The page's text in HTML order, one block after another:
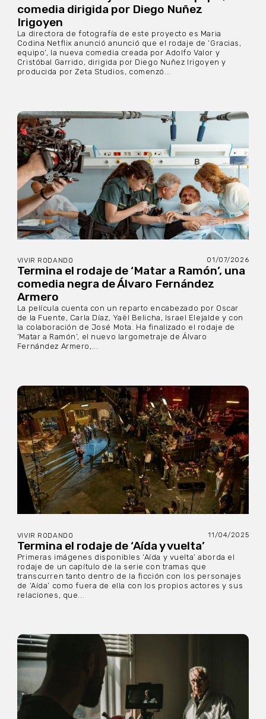
comedia dirigida por Diego Nuñez
Irigoyen
La directora de fotografía de este proyecto es Maria
Codina Netflix anunció anunció que el rodaje de ‘Gracias,
equipo’, la nueva comedia creada por Adolfo Valor y
Cristóbal Garrido, dirigida por Diego Nuñez Irigoyen y
producida por Zeta Studios, comenzó...
VIVIR RODANDO 01/07/2026
Termina el rodaje de ‘Matar a Ramón’, una
comedia negra de Álvaro Fernández
Armero
La película cuenta con un reparto encabezado por Oscar
de la Fuente, Carla Díaz, Yaël Belicha, Israel Elejalde y con
la colaboración de José Mota. Ha finalizado el rodaje de
‘Matar a Ramón’, el nuevo largometraje de Álvaro
Fernández Armero,...
VIVIR RODANDO 11/04/2025
Termina el rodaje de ‘Aída y vuelta’
Primeras imágenes disponibles ‘Aída y vuelta’ aborda el
rodaje de un capítulo de la serie con tramas que
transcurren tanto dentro de la ficción con los personajes
de ‘Aída’ como fuera de ella con los propios actores y sus
relaciones, que...